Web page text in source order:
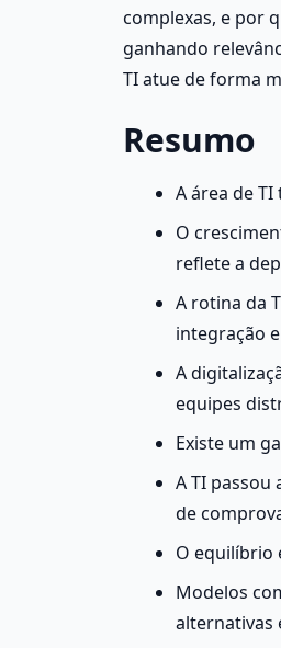
complexas, e por
ganhando
TI atue de forma
Resumo
A área de
O
reflete a
A rotina da
integração
A
equipes
Existe um
A TI
de
O equilíbrio
Modelos
alternativas